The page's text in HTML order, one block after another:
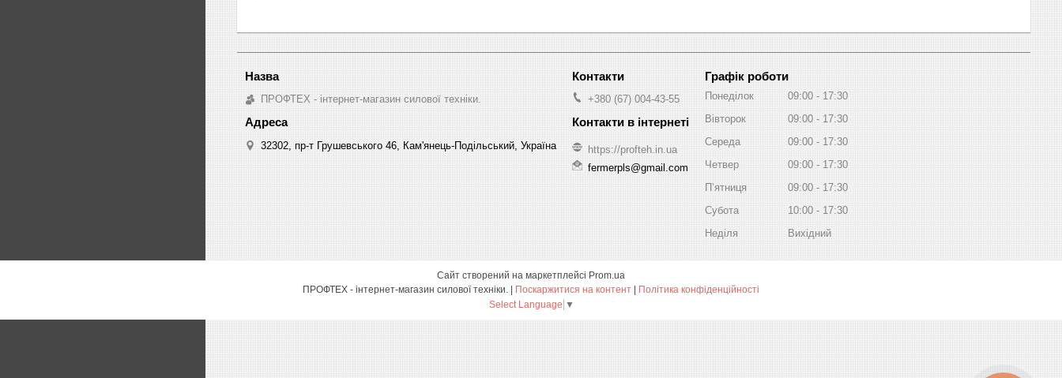
ПРОФТЕХ - інтернет-магазин силової техніки.
32302, пр-т Грушевського 46, Кам'янець-Подільський, Україна
+380 (67) 004-43-55
https://profteh.in.ua
fermerpls@gmail.com
Графік роботи
Понеділок 09:00
17:30
Вівторок
09:00
17:30
Середа
09:00
17:30
Четвер
09:00
17:30
Пʼятниця
09:00
17:30
Субота
10:00
17:30
Неділя
Вихідний
Сайт створений на маркетплейсі Prom.ua
Поскаржитися на контент
Політика конфіденційності
Select Language ▼